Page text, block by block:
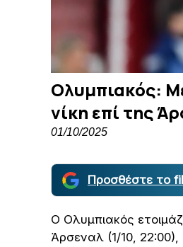
Ολυμπιακός:
νίκη επί της
01/10/2025
Προσθέστε το
Ο Ολυμπιακός
Άρσεναλ (1/10, 22:00),